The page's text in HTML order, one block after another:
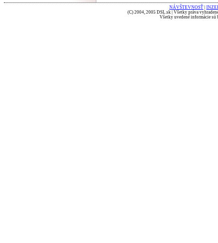
NÁVŠTEVNOSŤ
(C) 2004, 2005 DSL.sk | Všetky práva
Všetky uvedené informácie sú